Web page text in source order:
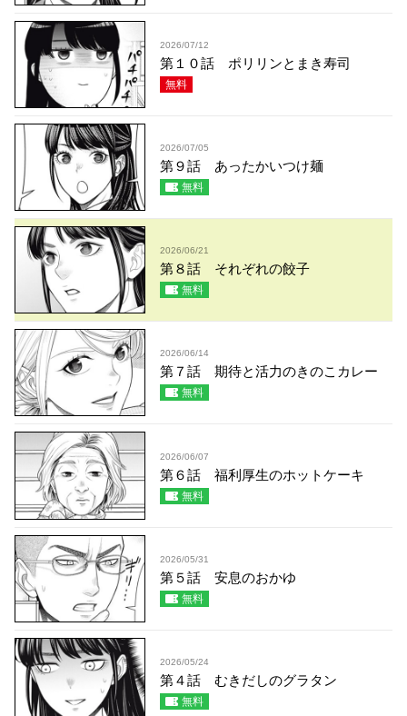
2026/07/12
第１０話 ポリリンとまき寿司
無料
2026/07/05
第９話 あったかいつけ麺
無料
2026/06/21
第８話 それぞれの餃子
無料
2026/06/14
第７話 期待と活力のきのこカレー
無料
2026/06/07
第６話 福利厚生のホットケーキ
無料
2026/05/31
第５話 安息のおかゆ
無料
2026/05/24
第４話 むきだしのグラタン
無料